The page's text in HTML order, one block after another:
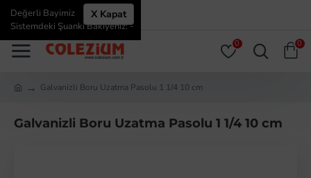
ÜYE GIRIŞI ÜYE OL
0 0
X Kapat
Değerli Bayimiz
Sistemdeki Şuanki Bakiyeniz: -
Galvanizli Boru Uzatma Pasolu 1 1/4 10 cm
Galvanizli Boru Uzatma Pasolu 1 1/4 10 cm